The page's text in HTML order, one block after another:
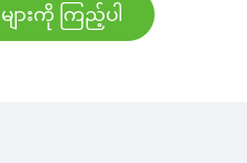
ားကို ကြည့်ပါ